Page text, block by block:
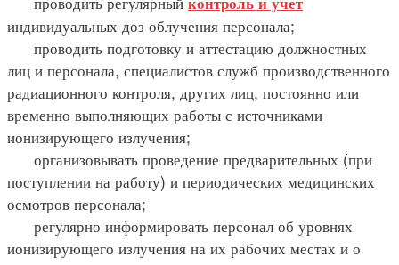
индивидуальных доз облучения персонала;
проводить подготовку и аттестацию должностных
лиц и персонала, специалистов служб производственного
радиационного контроля, других лиц, постоянно или
временно выполняющих работы с источниками
ионизирующего излучения;
организовывать проведение предварительных (при
поступлении на работу) и периодических медицинских
осмотров персонала;
регулярно информировать персонал об уровнях
ионизирующего излучения на их рабочих местах и о